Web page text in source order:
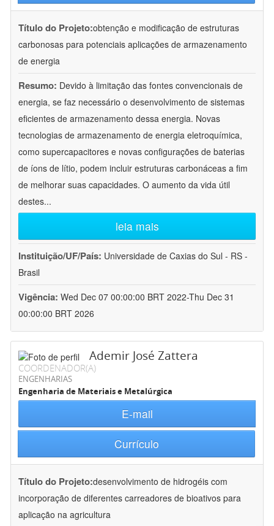
Título do Projeto:obtenção e modificação de estruturas
carbonosas para potenciais aplicações de armazenamento
de energia
Resumo: Devido à limitação das fontes convencionais de
energia, se faz necessário o desenvolvimento de sistemas
eficientes de armazenamento dessa energia. Novas
tecnologias de armazenamento de energia eletroquímica,
como supercapacitores e novas configurações de baterias
de íons de lítio, podem incluir estruturas carbonáceas a fim
de melhorar suas capacidades. O aumento da vida útil
destes...
leia mais
Instituição/UF/País: Universidade de Caxias do Sul - RS -
Brasil
Vigência: Wed Dec 07 00:00:00 BRT 2022-Thu Dec 31
00:00:00 BRT 2026
Ademir José Zattera
COORDENADOR(A)
ENGENHARIAS
Engenharia de Materiais e Metalúrgica
E-mail
Currículo
Título do Projeto:desenvolvimento de hidrogéis com
incorporação de diferentes carreadores de bioativos para
aplicação na agricultura